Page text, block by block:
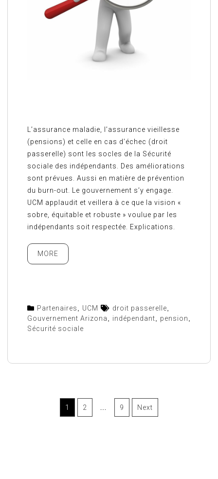
L’assurance maladie, l’assurance vieillesse
(pensions) et celle en cas d’échec (droit
passerelle) sont les socles de la Sécurité
sociale des indépendants. Des améliorations
sont prévues. Aussi en matière de prévention
du burn-out. Le gouvernement s’y engage.
UCM applaudit et veillera à ce que la vision «
sobre, équitable et robuste » voulue par les
indépendants soit respectée. Explications.
MORE
Partenaires UCM droit passerelle
Gouvernement Arizona
indépendant pension
Sécurité sociale
1 2 9 Next